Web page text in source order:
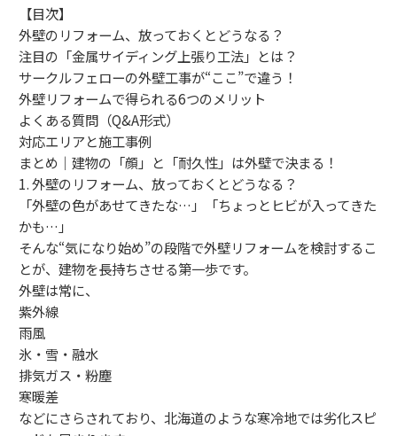
【目次】
外壁のリフォーム、放っておくとどうなる？
注目の「金属サイディング上張り工法」とは？
サークルフェローの外壁工事が“ここ”で違う！
外壁リフォームで得られる6つのメリット
よくある質問（Q&A形式）
対応エリアと施工事例
まとめ｜建物の「顔」と「耐久性」は外壁で決まる！
1. 外壁のリフォーム、放っておくとどうなる？
「外壁の色があせてきたな…」「ちょっとヒビが入ってきた
かも…」
そんな“気になり始め”の段階で外壁リフォームを検討するこ
とが、建物を長持ちさせる第一歩です。
外壁は常に、
紫外線
雨風
氷・雪・融水
排気ガス・粉塵
寒暖差
などにさらされており、北海道のような寒冷地では劣化スピ